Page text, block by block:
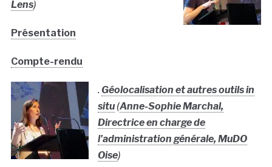
Lens)
Présentation
Compte-rendu
. Géolocalisation et autres outils in
situ(Anne-Sophie Marchal,
Directrice en charge de
l’administration générale, MuDO
Oise)